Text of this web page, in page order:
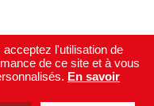
l'utilisation de
de ce site et à vous
En savoir